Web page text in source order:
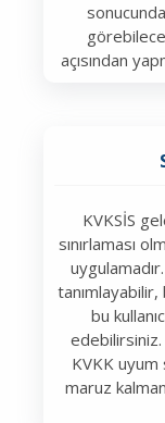
açısından
KVKSİS
sınırlaması
bu
edebilirsiniz.
KVKK uyum
maruz